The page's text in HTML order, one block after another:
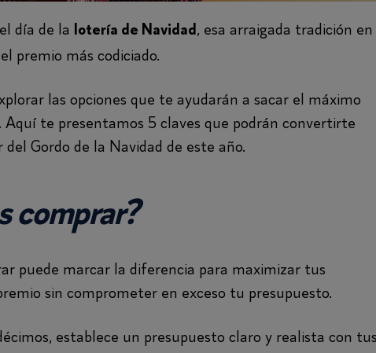
día de la lotería de Navidad, esa arraigada tradición en
premio más codiciado.
las opciones que te ayudarán a sacar el máximo
te presentamos 5 claves que podrán convertirte
Gordo de la Navidad de este año.
comprar?
puede marcar la diferencia para maximizar tus
sin comprometer en exceso tu presupuesto.
establece un presupuesto claro y realista con